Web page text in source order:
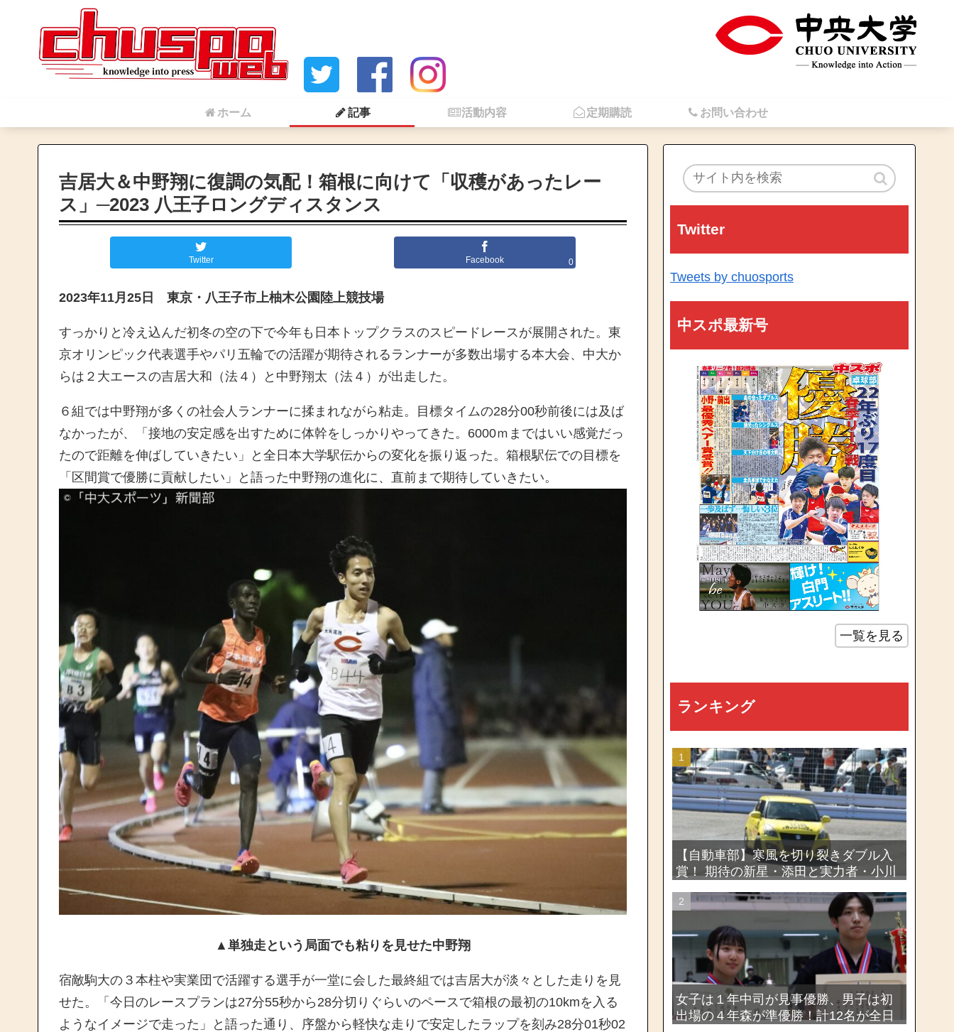
ホーム 記事 活動内容 定期購読 お問い合わせ
吉居大＆中野翔に復調の気配！箱根に向けて「収穫があったレー
ス」─2023 八王子ロングディスタンス
Twitter Facebook 0
2023年11月25日 東京・八王子市上柚木公園陸上競技場
すっかりと冷え込んだ初冬の空の下で今年も日本トップクラスのスピードレースが展開された。東
京オリンピック代表選手やパリ五輪での活躍が期待されるランナーが多数出場する本大会、中大か
らは２大エースの吉居大和（法４）と中野翔太（法４）が出走した。
６組では中野翔が多くの社会人ランナーに揉まれながら粘走。目標タイムの28分00秒前後には及ば
なかったが、「接地の安定感を出すために体幹をしっかりやってきた。6000ｍまではいい感覚だっ
たので距離を伸ばしていきたい」と全日本大学駅伝からの変化を振り返った。箱根駅伝での目標を
「区間賞で優勝に貢献したい」と語った中野翔の進化に、直前まで期待していきたい。
▲単独走という局面でも粘りを見せた中野翔
宿敵駒大の３本柱や実業団で活躍する選手が一堂に会した最終組では吉居大が淡々とした走りを見
せた。「今日のレースプランは27分55秒から28分切りぐらいのペースで箱根の最初の10kmを入る
ようなイメージで走った」と語った通り、序盤から軽快な走りで安定したラップを刻み28分01秒02
Twitter
Tweets by chuosports
中スポ最新号
一覧を見る
ランキング
【自動車部】寒風を切り裂きダブル入
賞！ 期待の新星・添田と実力者・小川
大会2026
女子は１年中司が見事優勝、男子は初
出場の４年森が準優勝！計12名が全日